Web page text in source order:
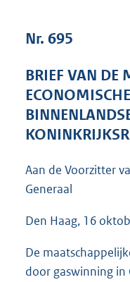
Nr. 695
BRIEF VAN DE
Aan de Voorzitter
Generaal
Den Haag, 16
De
door gaswinning in